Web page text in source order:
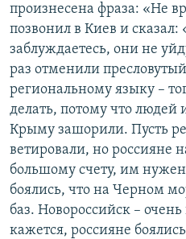
произнесена фраза: «Не
позвонил в Киев и сказал:
заблуждаетесь, они не
раз отменили
региональному языку –
делать, потому что людей
Крыму зашорили. Пусть
ветировали, но россияне
большому счету, им
боялись, что на Черном
баз. Новороссийск –
кажется, россияне